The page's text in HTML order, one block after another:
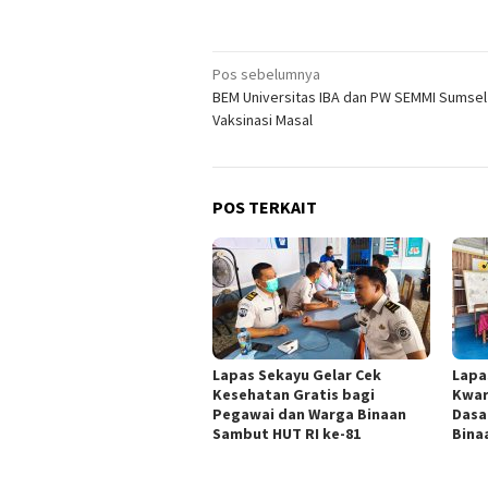
Navigasi
pos
Pos sebelumnya
BEM Universitas IBA dan PW SEMMI
Vaksinasi Masal
POS TERKAIT
Lapas Sekayu Gelar Cek
Kesehatan Gratis bagi
Pegawai dan Warga Binaan
Sambut HUT RI ke-81